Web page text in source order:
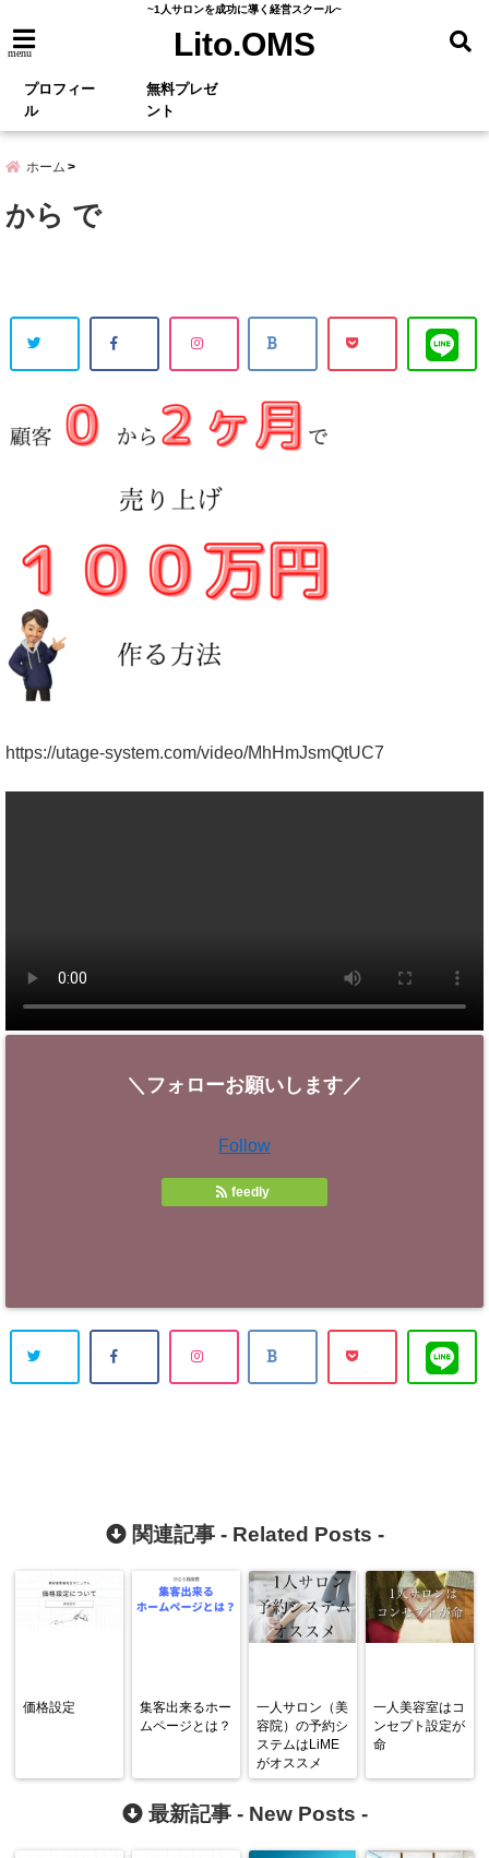
~1人サロンを成功に導く経営スクール~
menu Lito.OMS
プロフィー
ル
無料プレゼ
ント
ホーム
から で
https://utage-system.com/video/MhHmJsmQtUC7
＼フォローお願いします／
Follow
feedly
関連記事 - Related Posts -
価格設定
集客出来るホー
ムページとは？
一人サロン（美
容院）の予約シ
ステムはLiME
がオススメ
一人美容室はコ
ンセプト設定が
命
最新記事 - New Posts -